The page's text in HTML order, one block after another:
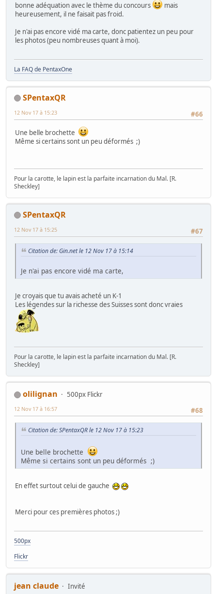
bonne adéquation avec le thème du concours
mais
heureusement, il ne faisait pas froid.
Je n'ai pas encore vidé ma carte, donc patientez un peu pour
les photos (peu nombreuses quant à moi).
La FAQ de PentaxOne
SPentaxQR
#66
12 Nov 17 à 15:23
Une belle brochette
Même si certains sont un peu déformés ;)
Pour la carotte, le lapin est la parfaite incarnation du Mal. [R.
Sheckley]
SPentaxQR
#67
12 Nov 17 à 15:25
Citation de: Gin.net le 12 Nov 17 à 15:14
Je n'ai pas encore vidé ma carte,
Je croyais que tu avais acheté un K-1
Les légendes sur la richesse des Suisses sont donc vraies
Pour la carotte, le lapin est la parfaite incarnation du Mal. [R.
Sheckley]
olilignan
500px Flickr
#68
12 Nov 17 à 16:57
Citation de: SPentaxQR le 12 Nov 17 à 15:23
Une belle brochette
Même si certains sont un peu déformés ;)
En effet surtout celui de gauche
Merci pour ces premières photos ;)
500px
Flickr
jean claude Invité